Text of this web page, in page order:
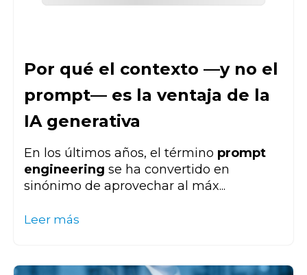
Por qué el contexto —y no el
prompt— es la ventaja de la
IA generativa
En los últimos años, el término prompt
engineering se ha convertido en
sinónimo de aprovechar al máx...
Leer más